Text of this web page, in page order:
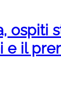
ospiti
e il